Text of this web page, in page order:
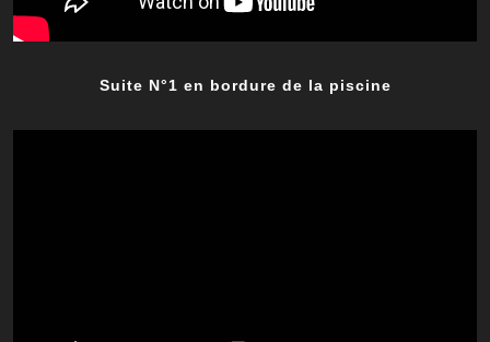
Suite N°1 en bordure de la piscine